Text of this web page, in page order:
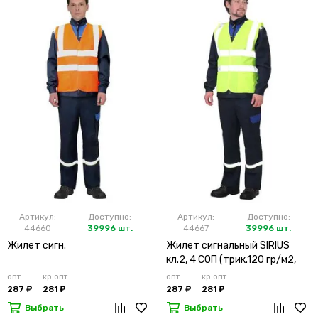
Артикул:
44660
Доступно:
39996 шт.
Жилет сигн.
опт
287 ₽
кр.опт
281 ₽
Выбрать
Артикул:
44667
Доступно:
39996 шт.
Жилет сигнальный SIRIUS
кл.2, 4 СОП (трик.120 гр/м2,
карманы) лимонный
опт
287 ₽
кр.опт
281 ₽
Выбрать